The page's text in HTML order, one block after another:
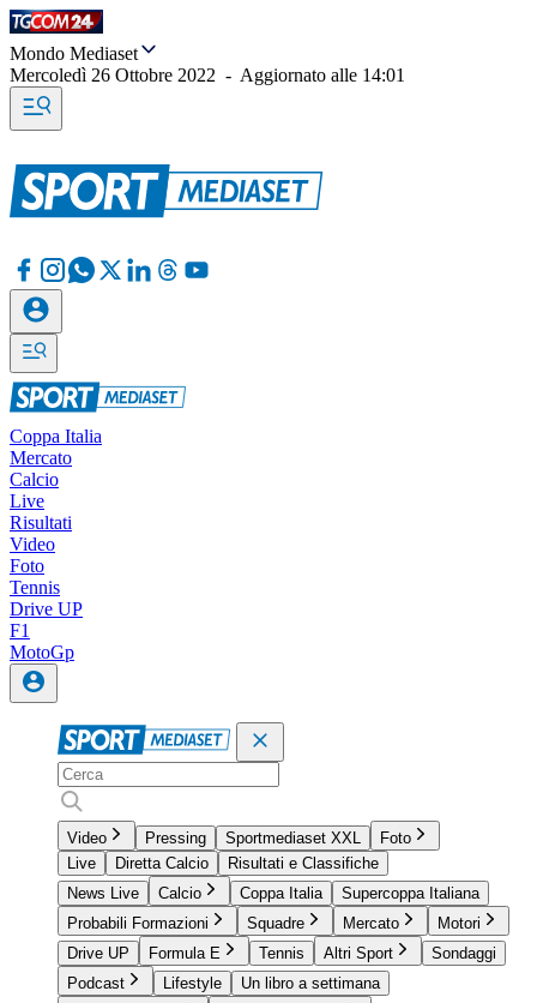
Mondo Mediaset
Mercoledì 26 Ottobre 2022 - Aggiornato alle 14:01
Coppa Italia
Mercato
Calcio
Live
Risultati
Video
Foto
Tennis
Drive UP
F1
MotoGp
Video Pressing Sportmediaset XXL
Foto
Live
Diretta Calcio
Risultati e Classifiche
News Live
Calcio Coppa Italia
Supercoppa Italiana
Probabili Formazioni
Squadre Mercato
Motori
Drive UP
Formula E Tennis Altri Sport
Sondaggi
Podcast
Lifestyle
Un libro a settimana